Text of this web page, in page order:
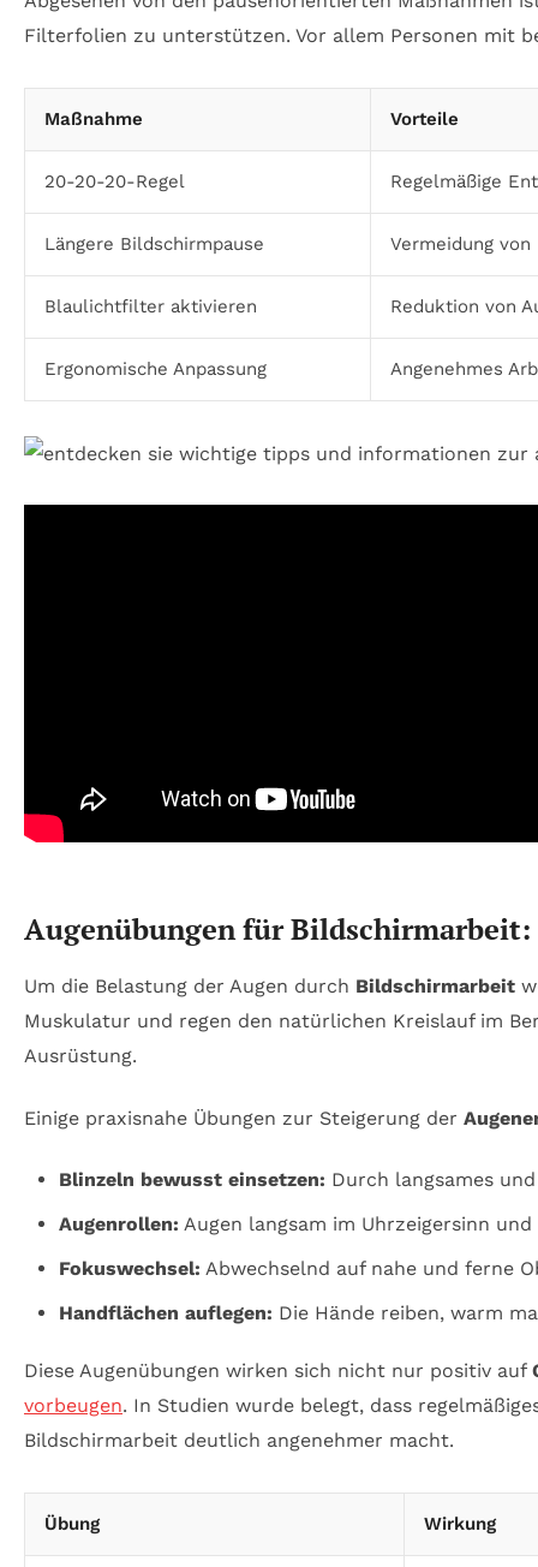
Filterfolien zu unterstützen. Vor allem Personen mit
Maßnahme Vorteile
20-20-20-Regel Regelmäßige
Längere Bildschirmpause Vermeidung
Blaulichtfilter aktivieren Reduktion von
Ergonomische Anpassung Angenehmes
Augenübungen für
Um die Belastung der Augen durch Bildschirmarbeit
Muskulatur und regen den natürlichen Kreislauf im
Ausrüstung.
Einige praxisnahe Übungen zur Steigerung der
Blinzeln bewusst einsetzen: Durch langsames
Augenrollen: Augen langsam im Uhrzeigersinn
Fokuswechsel: Abwechselnd auf nahe und ferne
Handflächen auflegen: Die Hände reiben, warm
Diese Augenübungen wirken sich nicht nur positiv auf
vorbeugen. In Studien wurde belegt, dass
Bildschirmarbeit deutlich angenehmer macht.
Übung Wirkung